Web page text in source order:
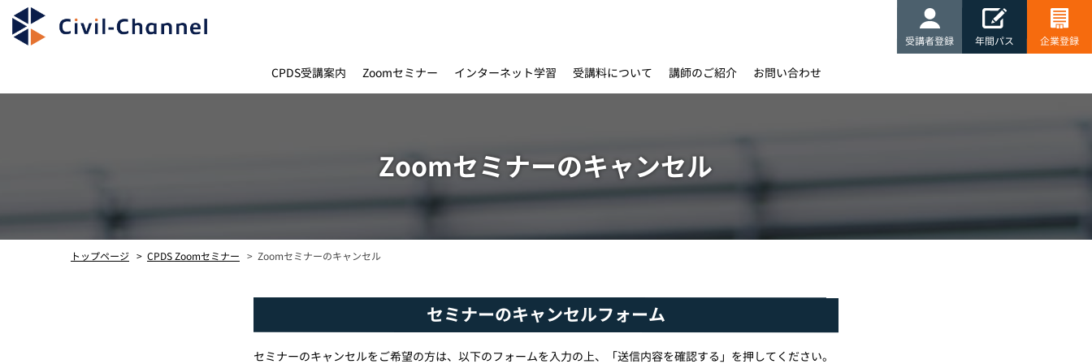
CPDS受講案内 Zoomセミナー インターネット学習 受講料について 講師のご紹介 お問い合わせ
受講者登録 年間パス 企業登録
Zoomセミナーのキャンセル
トップページ CPDS Zoomセミナー Zoomセミナーのキャンセル
セミナーのキャンセルフォーム
セミナーのキャンセルをご希望の方は、以下のフォームを入力の上、「送信内容を確認する」を押してください。